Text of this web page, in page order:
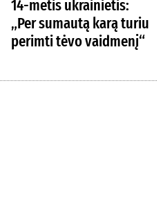
14-metis ukrainietis:
„Per sumautą karą turiu
perimti tėvo vaidmenį“